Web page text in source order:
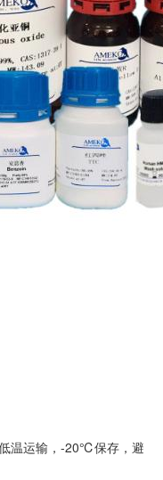
温运输，-20℃保存，避